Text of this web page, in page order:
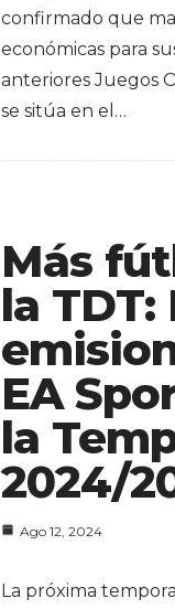
confirmado que
económicas para
anteriores Juegos
se sitúa en el…
Más
la TDT:
EA
la
2024/
Ago 12, 2024
La próxima